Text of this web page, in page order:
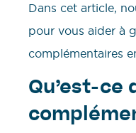
Dans cet article,
pour vous aider à
complémentaires
Qu’est-ce